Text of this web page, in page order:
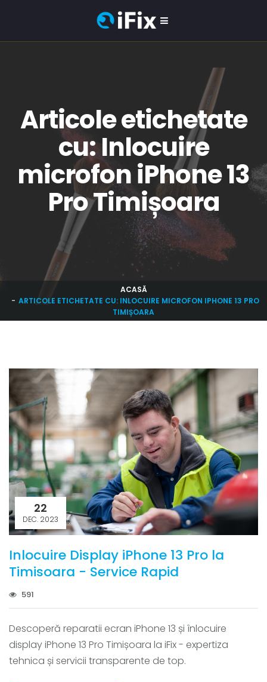
Articole etichetate
cu: Inlocuire
microfon iPhone 13
Pro Timișoara
ACASĂ
ARTICOLE ETICHETATE CU: INLOCUIRE MICROFON IPHONE 13 PRO
TIMIȘOARA
22
DEC. 2023
Inlocuire Display iPhone 13 Pro la
Timisoara - Service Rapid
591
Descoperă reparatii ecran iPhone 13 și înlocuire
display iPhone 13 Pro Timișoara la iFix - expertiza
tehnica și servicii transparente de top.